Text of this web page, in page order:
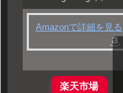
Amazonで詳細を見る
楽天市場